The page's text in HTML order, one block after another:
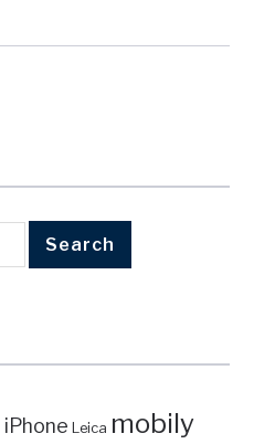
iPhone Leica mobily